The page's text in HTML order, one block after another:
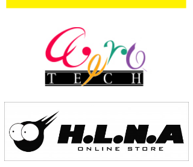
Romisea